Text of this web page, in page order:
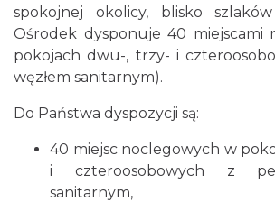
spokojnej okolicy, blisko
Ośrodek dysponuje 40 miejscami
pokojach dwu-, trzy- i
węzłem sanitarnym).
Do Państwa dyspozycji są:
40 miejsc noclegowych w
i czteroosobowych z
sanitarnym,